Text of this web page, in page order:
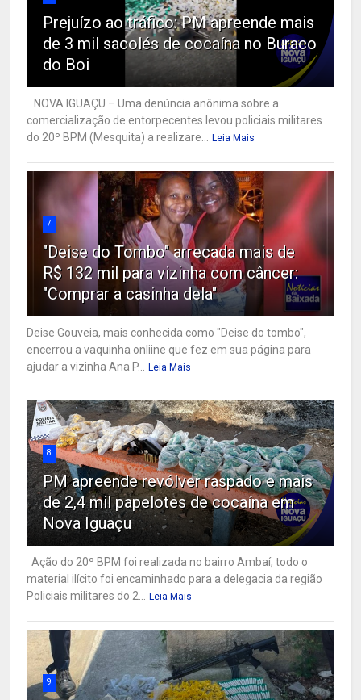
Prejuízo ao tráfico: PM apreende mais
de 3 mil sacolés de cocaína no Buraco
do Boi
NOVA IGUAÇU – Uma denúncia anônima sobre a
comercialização de entorpecentes levou policiais militares
do 20º BPM (Mesquita) a realizare... Leia Mais
7
"Deise do Tombo" arrecada mais de
R$ 132 mil para vizinha com câncer:
"Comprar a casinha dela"
Deise Gouveia, mais conhecida como "Deise do tombo",
encerrou a vaquinha onliine que fez em sua página para
ajudar a vizinha Ana P... Leia Mais
8
PM apreende revólver raspado e mais
de 2,4 mil papelotes de cocaína em
Nova Iguaçu
Ação do 20º BPM foi realizada no bairro Ambaí; todo o
material ilícito foi encaminhado para a delegacia da região
Policiais militares do 2... Leia Mais
9